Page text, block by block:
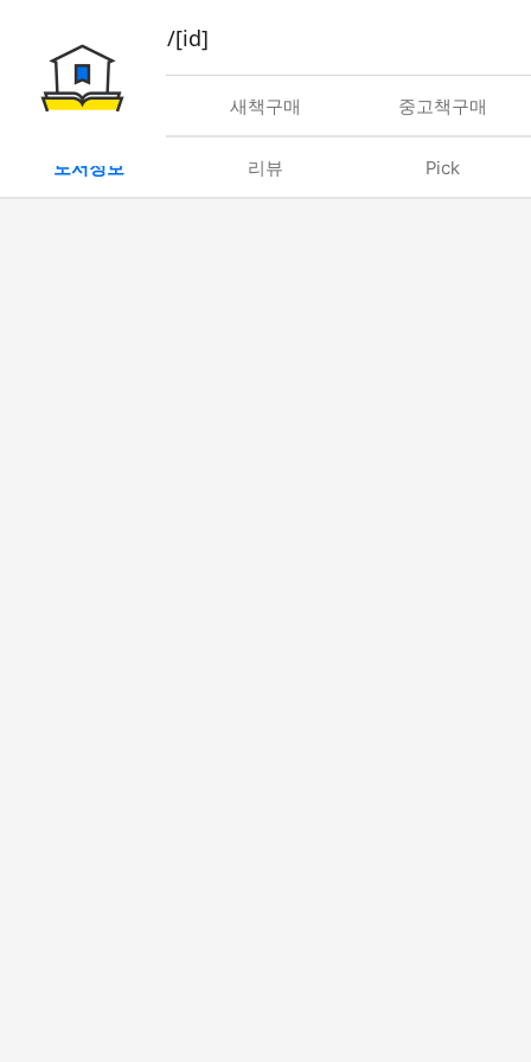
book/rent/[id]
대여 새책구매 중고책구매
도서정보 리뷰 Pick